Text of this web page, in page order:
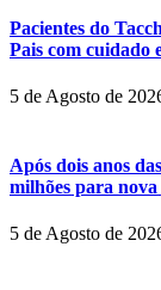
Pacientes do
Pais com cuidado
5 de Agosto de
Após dois anos
milhões para
5 de Agosto de